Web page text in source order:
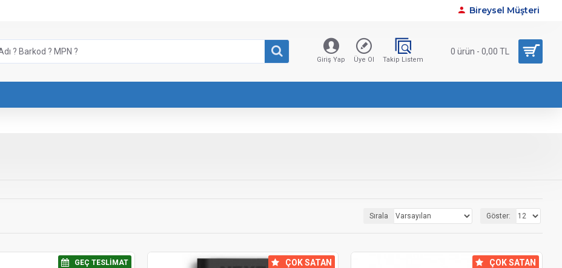
Bireysel Müşteri
Giriş Yap Üye Ol Takip Listem
0 ürün - 0,00 TL
Sırala Göster:
⠀GEÇ TESLIMAT ⠀ÇOK SATAN ⠀ÇOK SATAN